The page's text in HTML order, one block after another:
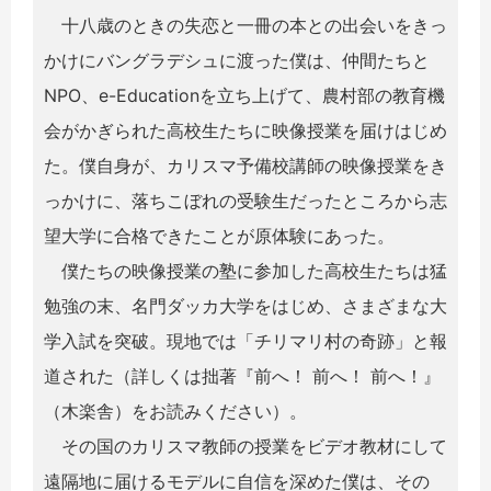
十八歳のときの失恋と一冊の本との出会いをきっ
かけにバングラデシュに渡った僕は、仲間たちと
NPO、e-Educationを立ち上げて、農村部の教育機
会がかぎられた高校生たちに映像授業を届けはじめ
た。僕自身が、カリスマ予備校講師の映像授業をき
っかけに、落ちこぼれの受験生だったところから志
望大学に合格できたことが原体験にあった。
僕たちの映像授業の塾に参加した高校生たちは猛
勉強の末、名門ダッカ大学をはじめ、さまざまな大
学入試を突破。現地では「チリマリ村の奇跡」と報
道された（詳しくは拙著『前へ！ 前へ！ 前へ！』
（木楽舎）をお読みください）。
その国のカリスマ教師の授業をビデオ教材にして
遠隔地に届けるモデルに自信を深めた僕は、その